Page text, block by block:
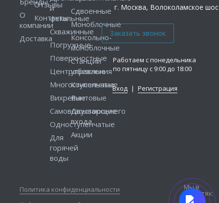
г. Москва, Волоколамское
Работаем с понедельника
по пятницу с 9:00 до 18:00
Вход | Регистрация
О
компании
Доставка
Отзывы
Контакты
и
фекальные
Скважинные
Погружные
Поверхностные
Центробежные
Многоступенчатые
Вихревые
Самовсасывающие
Одноступенчатые
Для
горячей
воды
Сдвоенные
Моноблочные
Консольно-
моноблочные
Станции
управления
Консольные
Винтовые
Двустороннего
входа
Акции
Политика конфиденциальности
Мы в
соцсетях: